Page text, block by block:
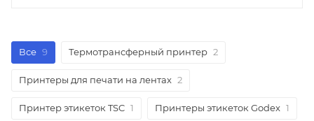
Все 9 Термотрансферный принтер 2
Принтеры для печати на лентах 2
Принтер этикеток TSC 1 Принтеры этикеток Godex 1